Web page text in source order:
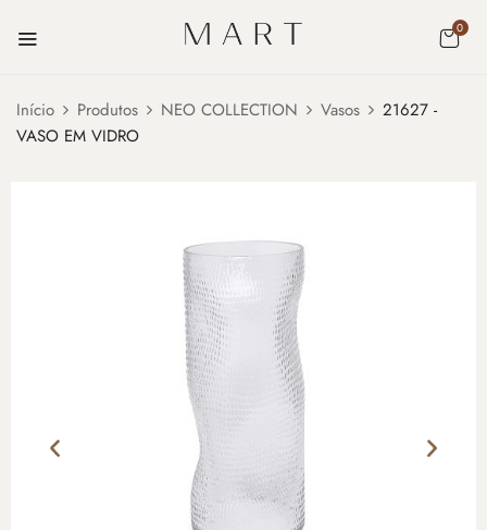
0
Início Produtos NEO COLLECTION Vasos
21627 -
VASO EM VIDRO